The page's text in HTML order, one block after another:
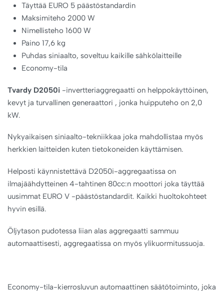
Täyttää EURO 5 päästöstandardin
Maksimiteho 2000 W
Nimellisteho 1600 W
Paino 17,6 kg
Puhdas siniaalto, soveltuu kaikille sähkölaitteille
Economy-tila
Tvardy D2050i -invertteriaggregaatti on helppokäyttöinen,
kevyt ja turvallinen generaattori , jonka huipputeho on 2,0
kW.
Nykyaikaisen siniaalto-tekniikkaa joka mahdollistaa myös
herkkien laitteiden kuten tietokoneiden käyttämisen.
Helposti käynnistettävä D2050i-aggregaatissa on
ilmajäähdytteinen 4-tahtinen 80cc:n moottori joka täyttää
uusimmat EURO V -päästöstandardit. Kaikki huoltokohteet
hyvin esillä.
Öljytason pudotessa liian alas aggregaatti sammuu
automaattisesti, aggregaatissa on myös ylikuormitussuoja.
Economy-tila-kierrosluvun automaattinen säätötoiminto, joka